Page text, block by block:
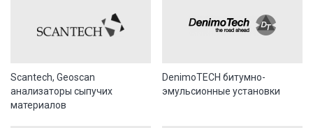
Scantech, Geoscan
анализаторы сыпучих
материалов
DenimoTECH битумно-
эмульсионные установки